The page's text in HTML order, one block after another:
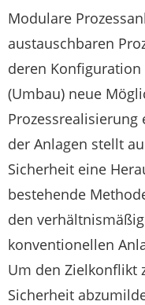
Modulare
austauschbaren
deren
(Umbau) neue
der Anlagen stellt
Sicherheit eine
bestehende
den
konventionellen
Um den Zielkonflikt
Sicherheit